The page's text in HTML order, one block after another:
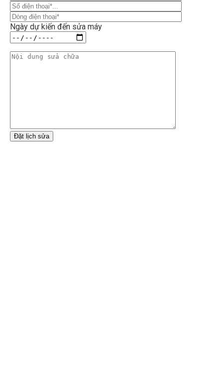
Ngày dự kiến đến sửa máy